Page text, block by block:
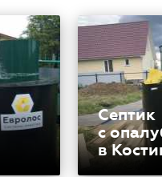
Септик
с
в